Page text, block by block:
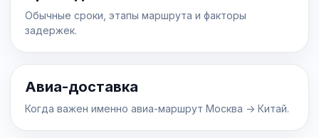
Обычные сроки, этапы маршрута и факторы
задержек.
Авиа-доставка
Когда важен именно авиа-маршрут Москва -> Китай.